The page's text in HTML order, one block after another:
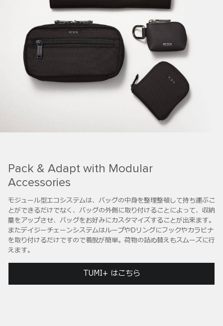
Pack & Adapt with Modular
Accessories
モジュール型エコシステムは、バッグの中身を整理整頓して持ち運ぶこ
とができるだけでなく、バッグの外側に取り付けることによって、収納
量をアップさせ、バッグをお好みにカスタマイズすることが出来ます。
またデイジーチェーンシステムはループやDリングにフックやカラビナ
を取り付けるだけですので着脱が簡単。荷物の詰め替えもスムーズに行
えます。
TUMI+ はこちら